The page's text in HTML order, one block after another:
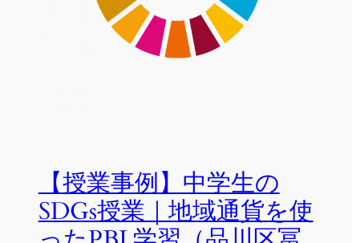
【授業事例】中学生の
SDGs授業｜地域通貨を使